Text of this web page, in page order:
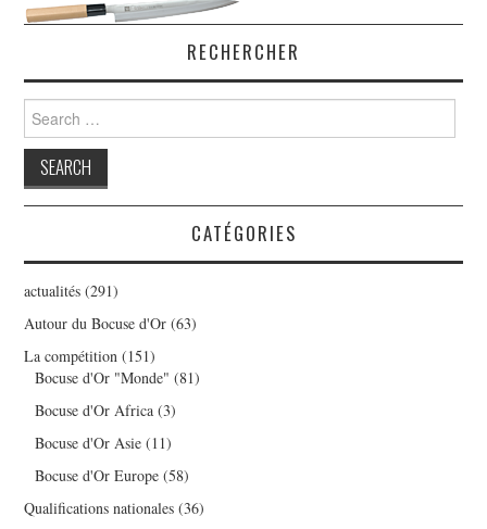
RECHERCHER
for:
CATÉGORIES
actualités (291)
Autour du Bocuse d'Or (63)
La compétition (151)
Bocuse d'Or "Monde" (81)
Bocuse d'Or Africa (3)
Bocuse d'Or Asie (11)
Bocuse d'Or Europe (58)
Qualifications nationales (36)